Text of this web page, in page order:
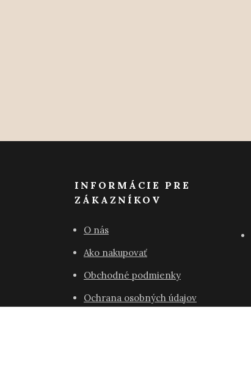
INFORMÁCIE PRE
ZÁKAZNÍKOV
O nás
Ako nakupovať
Obchodné podmienky
Ochrana osobných údajov